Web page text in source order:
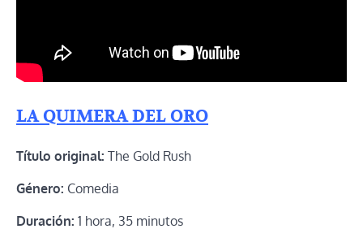
LA QUIMERA DEL ORO
Título original: The Gold Rush
Género: Comedia
Duración: 1 hora, 35 minutos